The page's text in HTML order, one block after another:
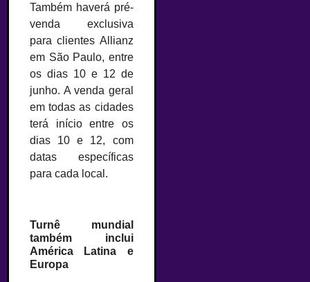
Também haverá pré-
venda exclusiva
para clientes Allianz
em São Paulo, entre
os dias 10 e 12 de
junho. A venda geral
em todas as cidades
terá início entre os
dias 10 e 12, com
datas específicas
para cada local.
Turnê mundial
também inclui
América Latina e
Europa